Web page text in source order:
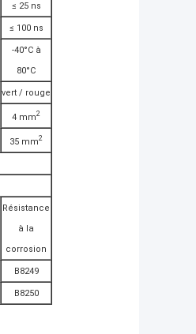
≤ 25 ns
≤ 100 ns
-40°C à
80°C
vert / rouge
4 mm2
35 mm2
Résistance
à la
corrosion
B8249
B8250